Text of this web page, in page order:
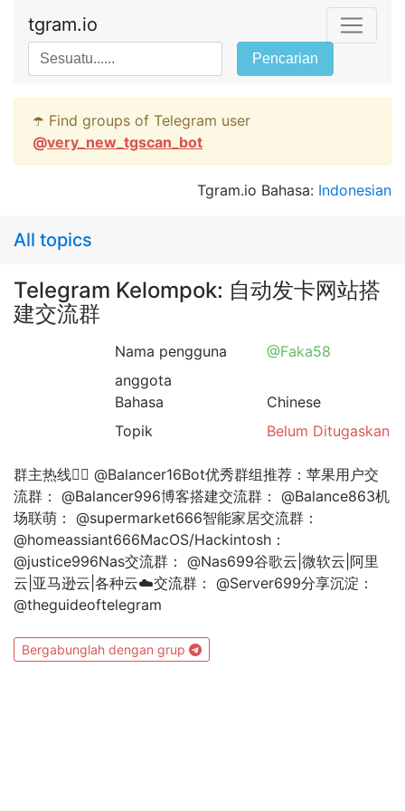
tgram.io
Pencarian
☂️ Find groups of Telegram user
@very_new_tgscan_bot
Tgram.io Bahasa: Indonesian
All topics
Telegram Kelompok: 自动发卡网站搭
建交流群
Nama pengguna
@Faka58
anggota
Bahasa
Chinese
Topik
Belum Ditugaskan
群主热线👉🏻 @Balancer16Bot优秀群组推荐：苹果用户交
流群： @Balancer996博客搭建交流群： @Balance863机
场联萌： @supermarket666智能家居交流群：
@homeassiant666MacOS/Hackintosh：
@justice996Nas交流群： @Nas699谷歌云|微软云|阿里
云|亚马逊云|各种云☁️交流群： @Server699分享沉淀：
@theguideoftelegram
Bergabunglah dengan grup